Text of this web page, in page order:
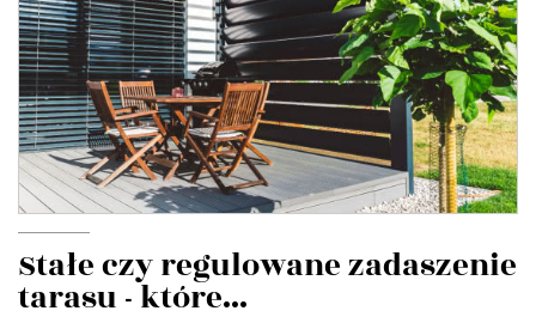
Stałe czy regulowane zadaszenie
tarasu - które...